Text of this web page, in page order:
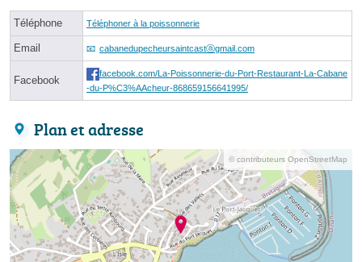
Téléphone Téléphoner à la poissonnerie
Email cabanedupecheursaintcastⓐgmail.com
Facebook
facebook.com/La-Poissonnerie-du-Port-Restaurant-La-Cabane
-du-P%C3%AAcheur-868659156641995/
Plan et adresse
© contributeurs OpenStreetMap